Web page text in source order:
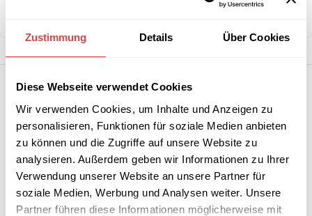
Zustimmung Details Über Cookies
Diese Webseite verwendet Cookies
Wir verwenden Cookies, um Inhalte und Anzeigen zu
personalisieren, Funktionen für soziale Medien anbieten
zu können und die Zugriffe auf unsere Website zu
analysieren. Außerdem geben wir Informationen zu Ihrer
Verwendung unserer Website an unsere Partner für
soziale Medien, Werbung und Analysen weiter. Unsere
Partner führen diese Informationen möglicherweise mit